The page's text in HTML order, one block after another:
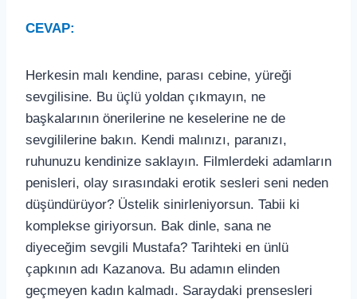
CEVAP:
Herkesin malı kendine, parası cebine, yüreği
sevgilisine. Bu üçlü yoldan çıkmayın, ne
başkalarının önerilerine ne keselerine ne de
sevgililerine bakın. Kendi malınızı, paranızı,
ruhunuzu kendinize saklayın. Filmlerdeki adamların
penisleri, olay sırasındaki erotik sesleri seni neden
düşündürüyor? Üstelik sinirleniyorsun. Tabii ki
komplekse giriyorsun. Bak dinle, sana ne
diyeceğim sevgili Mustafa? Tarihteki en ünlü
çapkının adı Kazanova. Bu adamın elinden
geçmeyen kadın kalmadı. Saraydaki prensesleri